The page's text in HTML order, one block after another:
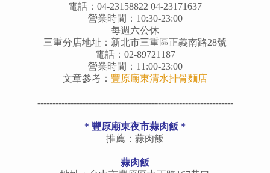
電話：04-23158822 04-23171637
營業時間：10:30-23:00
每週六公休
三重分店地址：新北市三重區正義南路28號
電話：02-89721187
營業時間：11:00-23:00
文章參考： 豐原廟東清水排骨麵店
-----------------------------------------------------------------
* 豐原廟東夜市蒜肉飯 *
推薦：蒜肉飯
蒜肉飯